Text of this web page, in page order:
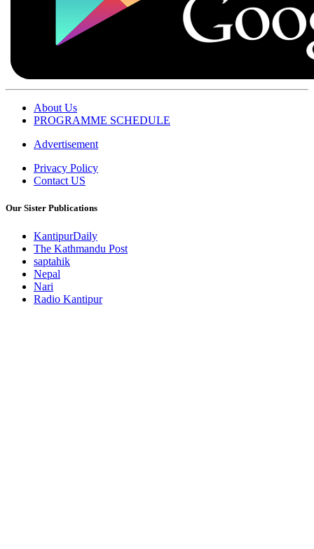
About Us
PROGRAMME SCHEDULE
Advertisement
Privacy Policy
Contact US
Our Sister Publications
KantipurDaily
The Kathmandu Post
saptahik
Nepal
Nari
Radio Kantipur